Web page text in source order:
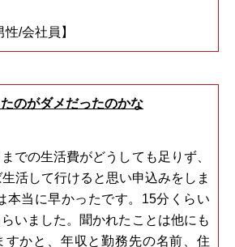
性/会社員】
のがダメだったのかな
での生活費がどうしても足りず、
活して行けると思い申込みをしま
本当に早かったです。15分くらい
いました。聞かれたことは他にも
すかと、年収と勤務先の名前、住